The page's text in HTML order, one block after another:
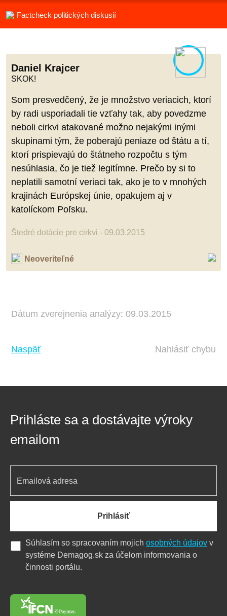
Factcheck politických diskusií
Daniel Krajcer
SKOK!
Som presvedčený, že je množstvo veriacich, ktorí
by radi usporiadali tie vzťahy tak, aby povedzme
neboli cirkvi atakované možno nejakými inými
skupinami tým, že poberajú peniaze od štátu a tí,
ktorí prispievajú do štátneho rozpočtu s tým
nesúhlasia, čo je tiež legitímne. Prečo by si to
neplatili samotní veriaci tak, ako je to v mnohých
krajinách Európskej únie, opakujem aj v
katolíckom Poľsku.
Štedré dotácie pre cirkvi - 09.03.2015
Neoveriteľné
Dátum zverejnenia analýzy: 09.03.2015
Naspäť Nahlásiť chybu
Prihláste sa a dostávajte výroky
emailom
Prihlásiť
Súhlasím so spracovaním mojich osobných údajov v
systéme Demagog.sk za účelom informovania o
činnosti portálu.